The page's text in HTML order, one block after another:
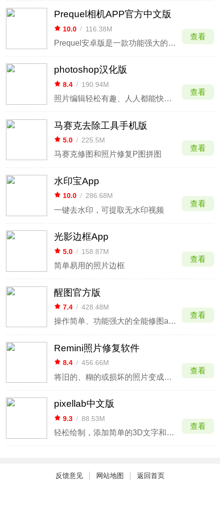
Prequel相机APP官方中文版
10.0 / 116.38M
Prequel安卓版是一款功能强大的摄影编辑美化软件，无论是美容功能、特效还是贴纸，其风格都非常突出，你可以随时在这里拍更多好看的照片，您可以自由切换布局，添加各种文字和特效。
查看
photoshop汉化版
8.4 / 190.94M
照片编辑轻松有趣、人人都能快速上手
查看
马赛克去除工具手机版
5.0 / 225.5M
马赛克修图和照片修复P图拼图
查看
水印宝App
10.0 / 286.68M
一键去水印，可提取无水印视频
查看
光影边框App
5.0 / 158.87M
简单易用的照片边框
查看
醒图官方版
7.4 / 428.48M
操作简单、功能强大的全能修图app
查看
Remini照片修复软件
8.4 / 456.66M
将旧的、糊的或损坏的照片变成高清照片
查看
pixellab中文版
9.3 / 88.53M
轻松绘制，添加简单的3D文字和贴纸
查看
反馈意见 | 网站地图 | 返回首页